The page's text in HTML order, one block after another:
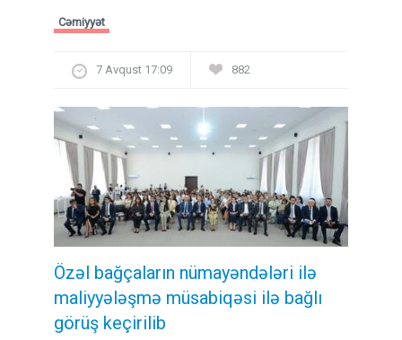
Cəmiyyət
7 Avqust 17:09 882
Özəl bağçaların nümayəndələri ilə
maliyyələşmə müsabiqəsi ilə bağlı
görüş keçirilib